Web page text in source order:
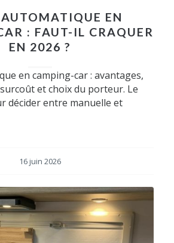
EN
: FAUT-IL CRAQUER
EN 2026 ?
en camping-car : avantages,
et choix du porteur. Le
décider entre manuelle et
16 juin 2026